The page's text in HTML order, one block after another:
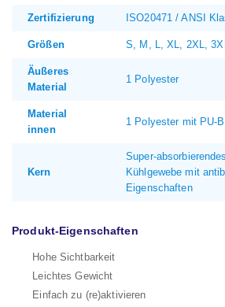
Zertifizierung ISO20471 / ANSI
Größen S, M, L, XL, 2XL, 3XL
Äußeres
Material
1 Polyester
Material
innen
1 Polyester mit PU-
Kern
Super-
Kühlgewebe mit
Eigenschaften
Produkt-Eigenschaften
Hohe Sichtbarkeit
Leichtes Gewicht
Einfach zu (re)aktivieren